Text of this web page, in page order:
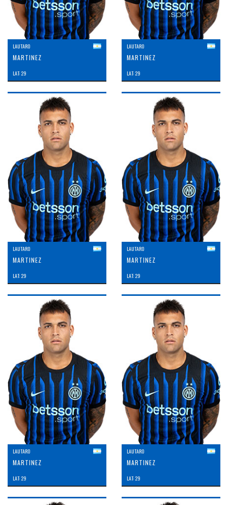
LAUTARO
MARTINEZ
LAT: 29
LAUTARO
MARTINEZ
LAT: 29
LAUTARO
MARTINEZ
LAT: 29
LAUTARO
MARTINEZ
LAT: 29
LAUTARO
MARTINEZ
LAT: 29
LAUTARO
MARTINEZ
LAT: 29